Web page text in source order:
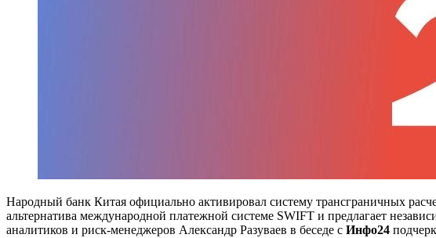
Народный банк Китая официально активировал систему трансграничных
альтернатива международной платежной системе SWIFT и предлагает
аналитиков и риск-менеджеров Александр Разуваев в беседе с Инфо24